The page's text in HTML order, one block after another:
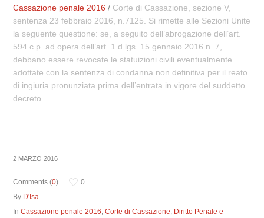
Cassazione penale 2016 / Corte di Cassazione, sezione V,
sentenza 23 febbraio 2016, n.7125. Si rimette alle Sezioni Unite
la seguente questione: se, a seguito dell’abrogazione dell’art.
594 c.p. ad opera dell’art. 1 d.lgs. 15 gennaio 2016 n. 7,
debbano essere revocate le statuizioni civili eventualmente
adottate con la sentenza di condanna non definitiva per il reato
di ingiuria pronunziata prima dell’entrata in vigore del suddetto
decreto
2 MARZO 2016
Comments (0)
0
By D'Isa
InCassazione penale 2016,Corte di Cassazione, Diritto Penale e